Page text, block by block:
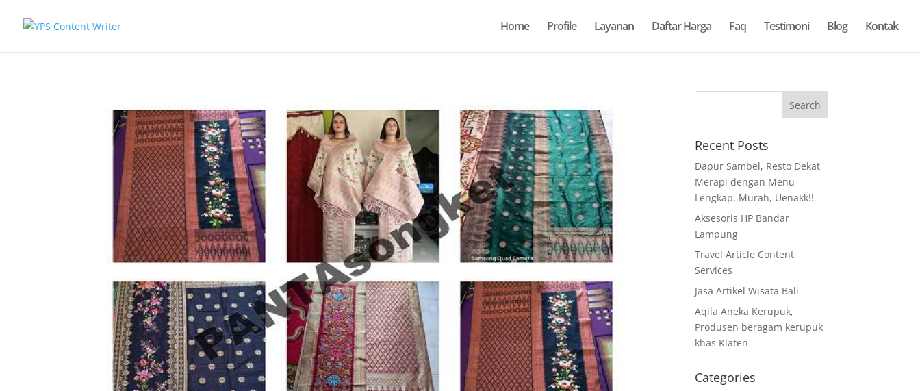
Home Profile Layanan Daftar Harga Faq Testimoni Blog Kontak
Recent Posts
Dapur Sambel, Resto Dekat
Merapi dengan Menu
Lengkap, Murah, Uenakk!!
Aksesoris HP Bandar
Lampung
Travel Article Content
Services
Jasa Artikel Wisata Bali
Aqila Aneka Kerupuk,
Produsen beragam kerupuk
khas Klaten
Categories